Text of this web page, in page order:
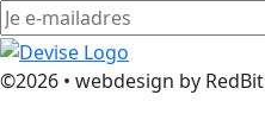
©2026 • webdesign by RedBit